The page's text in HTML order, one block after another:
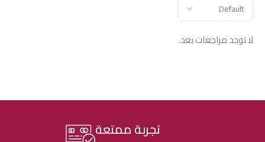
لا توجد مراجعات بعد.
تجربة ممتعة